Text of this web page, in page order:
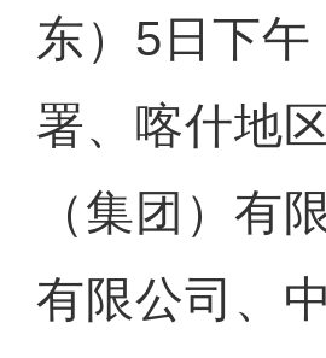
东）5日下
署、喀什地
（集团）有
有限公司、